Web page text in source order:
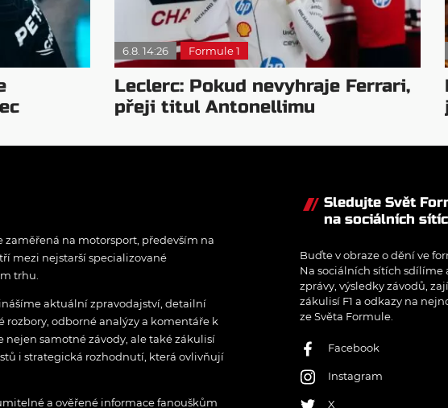
6.8. 14:26 Formule 1
Leclerc: Pokud nevyhraje Ferrari,
přeji titul Antonellimu
zaměřená na motorsport, především na
mezi nejstarší specializované
trhu.
aktuální zpravodajství, detailní
odborné analýzy a komentáře k
samotné závody, ale také zákulisí
i strategická rozhodnutí, která ovlivňují
a ověřené informace fanouškům
Sledujte Svět
na sociálních
Buďte v obraze o dění ve
Na sociálních sítích sdílíme
zprávy, výsledky závodů,
zákulisí F1 a odkazy na
ze Světa Formule.
Facebook
Instagram
X